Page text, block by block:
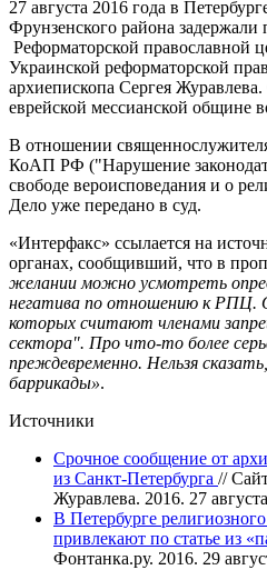
27 августа 2016 года в
Фрунзенского района задержали
Реформаторской православной
Украинской реформаторской
архиепископа Сергея
еврейской мессианской общине
В отношении
КоАП РФ ("Нарушение
свободе вероисповедания и о
Дело уже передано в суд.
«Интерфакс» ссылается на
органах, сообщивший, что в
желании можно усмотреть
негатива по отношению к РПЦ.
которых считают членами
сектора". Про что-то более
преждевременно. Нельзя
баррикады».
Источники
Срочное сообщение от
из Санкт-Петербурга //
Журавлева. 2016. 27
В Петербурге
привлекают по статье из
Фонтанка.ру. 2016. 29